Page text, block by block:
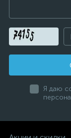
Я даю